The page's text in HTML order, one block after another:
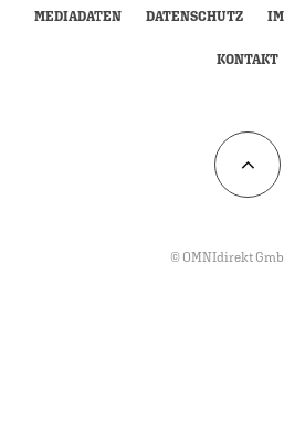
MEDIADATEN DATENSCHUTZ
KONTAKT
© OMNIdirekt